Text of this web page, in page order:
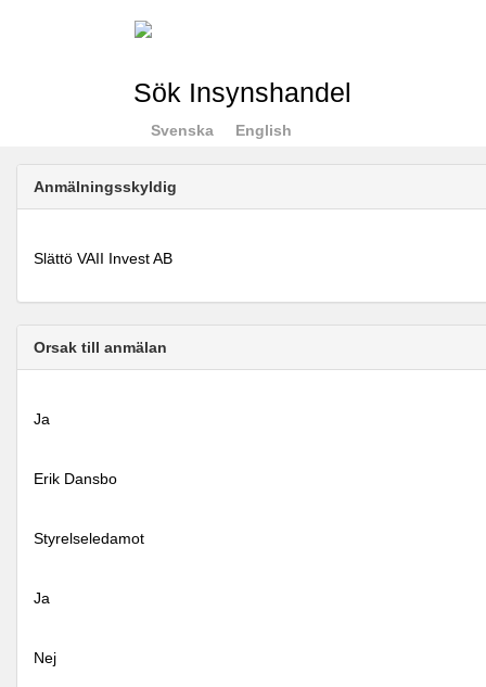
Sök Insynshandel
Svenska English
Anmälningsskyldig
Slättö VAII Invest AB
Orsak till anmälan
Ja
Erik Dansbo
Styrelseledamot
Ja
Nej